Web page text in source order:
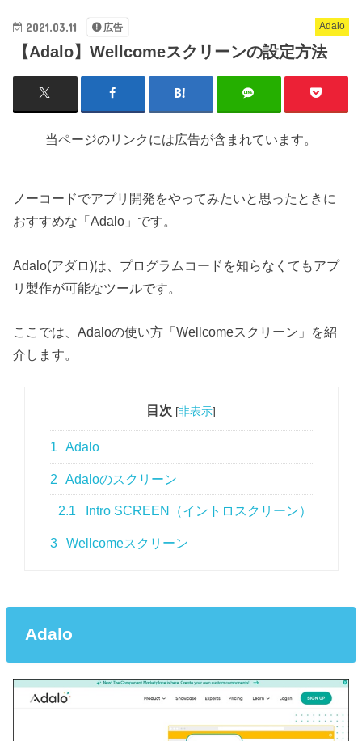
Adalo
2021.03.11 広告
【Adalo】Wellcomeスクリーンの設定方法
当ページのリンクには広告が含まれています。
ノーコードでアプリ開発をやってみたいと思ったときに
おすすめな「Adalo」です。
Adalo(アダロ)は、プログラムコードを知らなくてもアプ
リ製作が可能なツールです。
ここでは、Adaloの使い方「Wellcomeスクリーン」を紹
介します。
目次 [非表示]
1 Adalo
2 Adaloのスクリーン
2.1 Intro SCREEN（イントロスクリーン）
3 Wellcomeスクリーン
Adalo